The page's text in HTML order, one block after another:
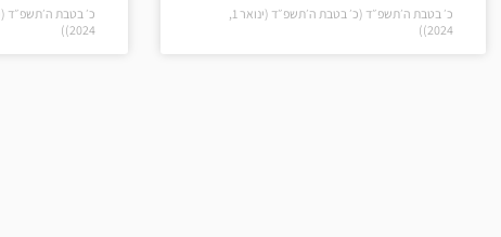
כ׳ בטבת ה׳תשפ״ד (כ׳ בטבת ה׳תשפ״ד (ינואר 1,
2024))
2024))